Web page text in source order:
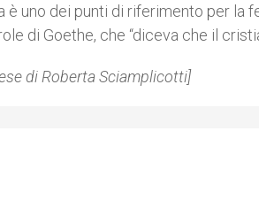
è uno dei punti di riferimento per la
di Goethe, che “diceva che il
di Roberta Sciamplicotti]